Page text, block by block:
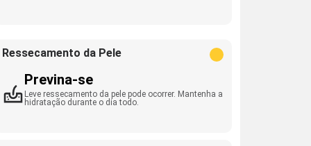
Ressecamento da Pele
Previna-se
Leve ressecamento da pele pode ocorrer. Mantenha a
hidratação durante o dia todo.